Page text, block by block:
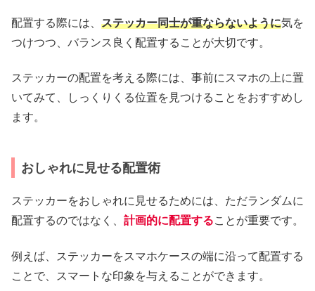
配置する際には、 ステッカー同士が重ならないように気を
つけつつ、バランス良く配置することが大切です。
ステッカーの配置を考える際には、事前にスマホの上に置
いてみて、しっくりくる位置を見つけることをおすすめし
ます。
おしゃれに見せる配置術
ステッカーをおしゃれに見せるためには、ただランダムに
配置するのではなく、 計画的に配置することが重要です。
例えば、ステッカーをスマホケースの端に沿って配置する
ことで、スマートな印象を与えることができます。